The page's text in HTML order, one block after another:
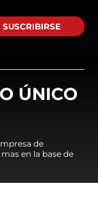
SUSCRIBIRSE
ÚNICO
de
en la base de